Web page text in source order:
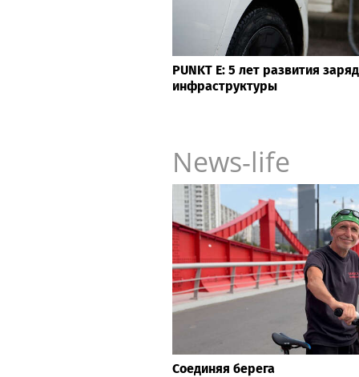
PUNKT E: 5 лет развития
инфраструктуры
News-life
Соединяя берега